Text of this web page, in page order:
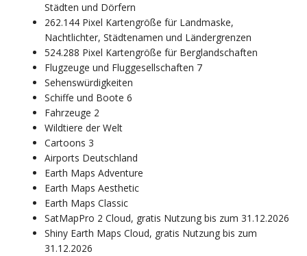
Städten und Dörfern
262.144 Pixel Kartengröße für Landmaske,
Nachtlichter, Städtenamen und Ländergrenzen
524.288 Pixel Kartengröße für Berglandschaften
Flugzeuge und Fluggesellschaften 7
Sehenswürdigkeiten
Schiffe und Boote 6
Fahrzeuge 2
Wildtiere der Welt
Cartoons 3
Airports Deutschland
Earth Maps Adventure
Earth Maps Aesthetic
Earth Maps Classic
SatMapPro 2 Cloud, gratis Nutzung bis zum 31.12.2026
Shiny Earth Maps Cloud, gratis Nutzung bis zum
31.12.2026